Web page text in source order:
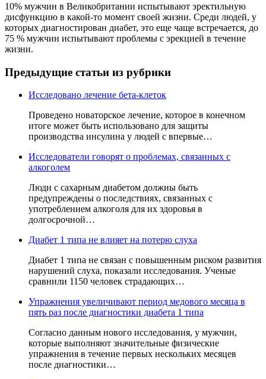
10% мужчин в Великобритании испытывают эректильную
дисфункцию в какой-то момент своей жизни. Среди людей, у
которых диагностирован диабет, это еще чаще встречается, до
75 % мужчин испытывают проблемы с эрекцией в течение
жизни.
Предыдущие статьи из рубрики
Исследовано лечение бета-клеток
Проведено новаторское лечение, которое в конечном
итоге может быть использовано для защиты
производства инсулина у людей с впервые…
Исследователи говорят о проблемах, связанных с
алкоголем
Люди с сахарным диабетом должны быть
предупреждены о последствиях, связанных с
употреблением алкоголя для их здоровья в
долгосрочной…
Диабет 1 типа не влияет на потерю слуха
Диабет 1 типа не связан с повышенным риском развития
нарушений слуха, показали исследования. Ученые
сравнили 1150 человек страдающих…
Упражнения увеличивают период медового месяца в
пять раз после диагностики диабета 1 типа
Согласно данным нового исследования, у мужчин,
которые выполняют значительные физические
упражнения в течение первых нескольких месяцев
после диагностики…